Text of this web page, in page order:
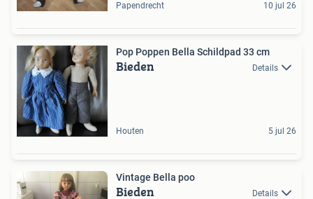
Papendrecht 10 jul 26
Pop Poppen Bella Schildpad 33 cm
Bieden Details
Houten 5 jul 26
Vintage Bella poo
Bieden Details